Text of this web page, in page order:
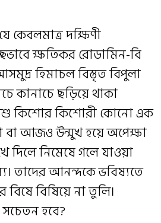
কেবলমাত্র দক্ষিণী
ক্ষতিকর রোডামিন-বি
হিমাচল বিস্তৃত বিপুলা
কানাচে ছড়িয়ে থাকা
কিশোর কিশোরী কোনো এক
বা আজ‌ও উন্মুখ হয়ে অপেক্ষা
দিলে নিমেষে গলে যাওয়া
তাদের আনন্দকে ভবিষ্যতে
বিষিয়ে না তুলি।
হবে?